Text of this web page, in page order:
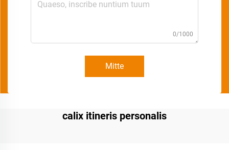
0/1000
Mitte
calix itineris personalis